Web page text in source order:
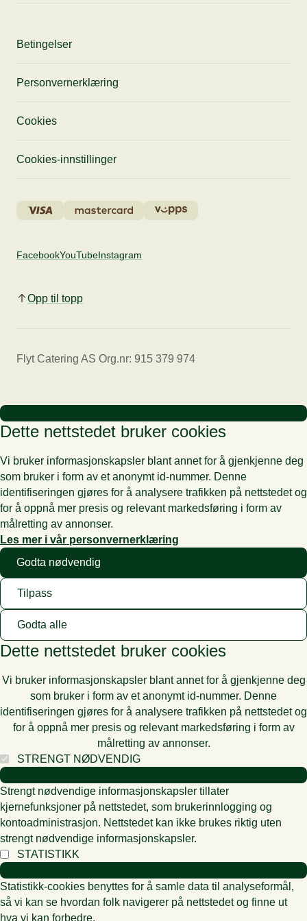
Betingelser
Personvernerklæring
Cookies
Cookies-innstillinger
FacebookYouTubeInstagram
Opp til topp
Flyt Catering AS Org.nr: 915 379 974
Dette nettstedet bruker cookies
Vi bruker informasjonskapsler blant annet for å gjenkjenne deg
som bruker i form av et anonymt id-nummer. Denne
identifiseringen gjøres for å analysere trafikken på nettstedet og
for å oppnå mer presis og relevant markedsføring i form av
målretting av annonser.
Les mer i vår personvernerklæring
Godta nødvendig
Tilpass
Godta alle
Dette nettstedet bruker cookies
Vi bruker informasjonskapsler blant annet for å gjenkjenne deg
som bruker i form av et anonymt id-nummer. Denne
identifiseringen gjøres for å analysere trafikken på nettstedet og
for å oppnå mer presis og relevant markedsføring i form av
målretting av annonser.
STRENGT NØDVENDIG
Strengt nødvendige informasjonskapsler tillater
kjernefunksjoner på nettstedet, som brukerinnlogging og
kontoadministrasjon. Nettstedet kan ikke brukes riktig uten
strengt nødvendige informasjonskapsler.
STATISTIKK
Statistikk-cookies benyttes for å samle data til analyseformål,
så vi kan se hvordan folk navigerer på nettstedet og finne ut
hva vi kan forbedre.